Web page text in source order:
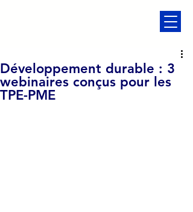
Développement durable : 3
webinaires conçus pour les
TPE-PME